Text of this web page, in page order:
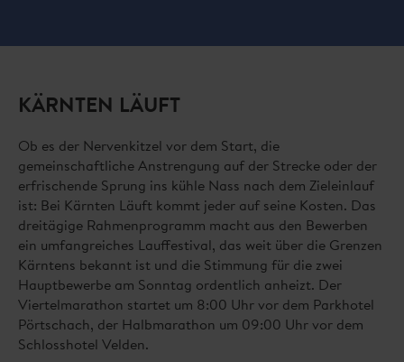
KÄRNTEN LÄUFT
Ob es der Nervenkitzel vor dem Start, die
gemeinschaftliche Anstrengung auf der Strecke oder der
erfrischende Sprung ins kühle Nass nach dem Zieleinlauf
ist: Bei Kärnten Läuft kommt jeder auf seine Kosten. Das
dreitägige Rahmenprogramm macht aus den Bewerben
ein umfangreiches Lauffestival, das weit über die Grenzen
Kärntens bekannt ist und die Stimmung für die zwei
Hauptbewerbe am Sonntag ordentlich anheizt. Der
Viertelmarathon startet um 8:00 Uhr vor dem Parkhotel
Pörtschach, der Halbmarathon um 09:00 Uhr vor dem
Schlosshotel Velden.